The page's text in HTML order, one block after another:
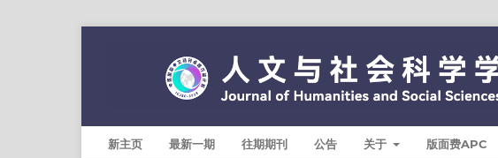
新主页 最新一期 往期期刊 公告 关于 版面费APC